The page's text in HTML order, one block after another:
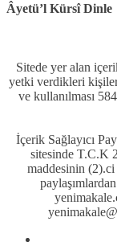
Âyetü’l Kürsî Dinle
Sitede yer alan
yetki verdikleri
ve kullanılması
İçerik Sağlayıcı
sitesinde T.C.K
maddesinin (2).ci